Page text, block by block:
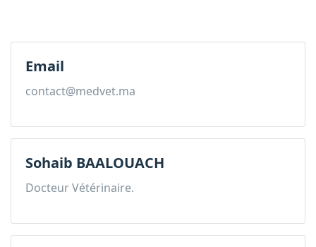
Email
contact@medvet.ma
Sohaib BAALOUACH
Docteur Vétérinaire.